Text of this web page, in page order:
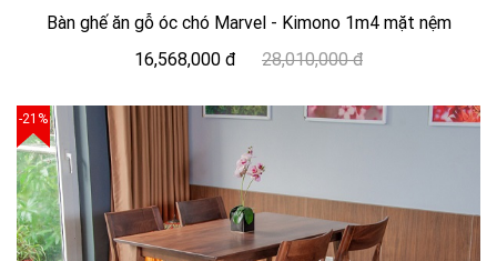
Bàn ghế ăn gỗ óc chó Marvel - Kimono 1m4 mặt nệm
16,568,000 đ
28,010,000 đ
-21%